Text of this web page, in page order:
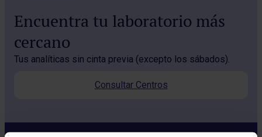
Encuentra tu laboratorio más
cercano
Tus analíticas sin cinta previa (excepto los sábados).
Consultar Centros